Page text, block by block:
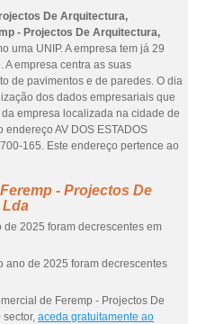
De Arquitectura,
- Projectos De Arquitectura,
uma UNIP. A empresa tem já 29
empresa centra as suas
de pavimentos e de paredes. O dia
dos dados empresariais que
empresa localizada na cidade de
endereço AV DOS ESTADOS
165. Este endereço pertence ao
- Projectos De
Lda
2025 foram decrescentes em
ano de 2025 foram decrescentes
de Feremp - Projectos De
aceda gratuitamente ao